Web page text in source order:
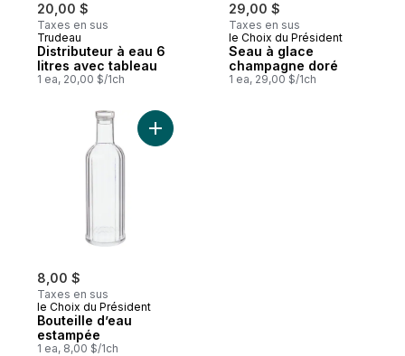
20,00 $
Taxes en sus
Trudeau
Distributeur à eau 6
litres avec tableau
1 ea, 20,00 $/1ch
29,00 $
Taxes en sus
le Choix du Président
Seau à glace
champagne doré
1 ea, 29,00 $/1ch
8,00 $
Taxes en sus
le Choix du Président
Bouteille d’eau
estampée
1 ea, 8,00 $/1ch
Ajouter Bouteille d’eau estampée au